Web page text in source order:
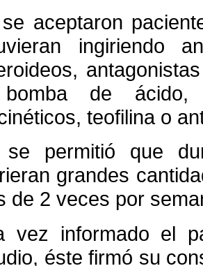
aceptaron
ingiriendo
de ácido,
teofilina o
se permitió que
grandes
de 2 veces por
vez informado el
éste firmó su